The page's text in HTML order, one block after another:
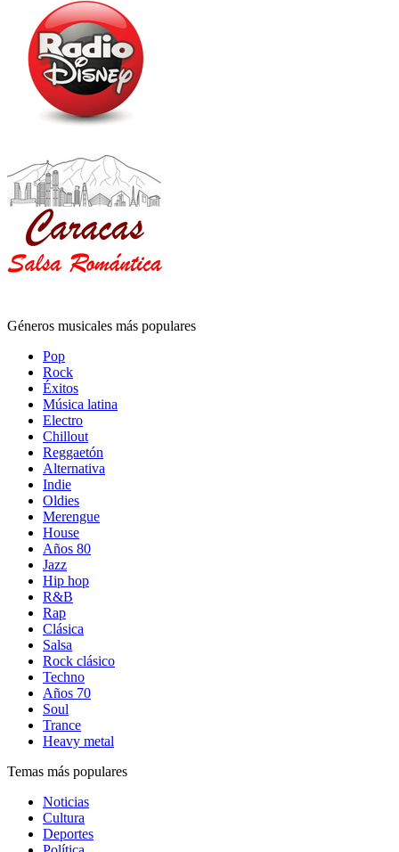
Géneros musicales más populares
Pop
Rock
Éxitos
Música latina
Electro
Chillout
Reggaetón
Alternativa
Indie
Oldies
Merengue
House
Años 80
Jazz
Hip hop
R&B
Rap
Clásica
Salsa
Rock clásico
Techno
Años 70
Soul
Trance
Heavy metal
Temas más populares
Noticias
Cultura
Deportes